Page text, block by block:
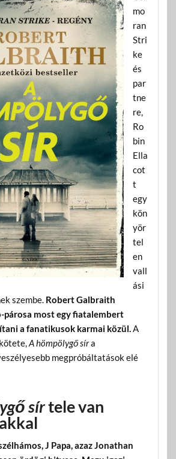
mo
ran
Stri
ke
és
par
tne
re,
Ro
bin
Ella
cot
t
egy
kön
yör
tel
en
vall
ási
szembe. Robert Galbraith
párosa most egy fiatalembert
a fanatikusok karmai közül.A
A hömpölygő síra
megpróbáltatások elé
sírtele van
J Papa, azaz Jonathan